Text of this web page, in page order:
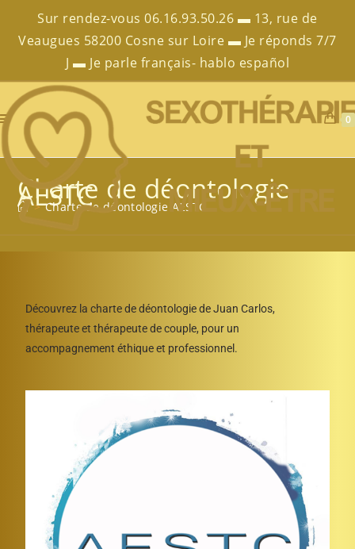
Sur rendez-vous 06.16.93.50.26 ▬ 13, rue de
Veaugues 58200 Cosne sur Loire ▬ Je réponds 7/7
J ▬ Je parle français- hablo español
0
Charte de déontologie
AESTC
> Charte de déontologie AESTC
Découvrez la charte de déontologie de Juan Carlos,
thérapeute et thérapeute de couple, pour un
accompagnement éthique et professionnel.